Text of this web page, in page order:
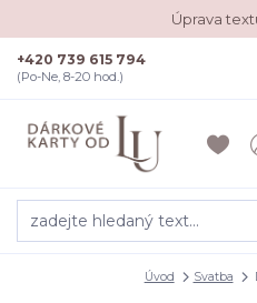
Úprava
+420 739 615 794
(Po-Ne, 8-20 hod.)
Úvod Svatba